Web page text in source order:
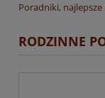
Poradniki,
RODZINNE